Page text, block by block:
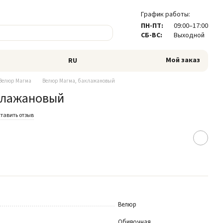
График работы:
ПН-ПТ:
09:00–17:00
СБ-ВС:
Выходной
RU Мой заказ
Магма Велюр Магма, баклажановый
отзыв
Велюр